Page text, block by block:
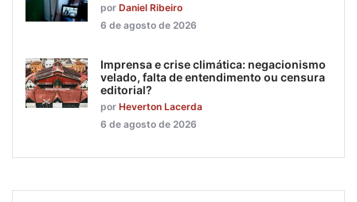
por Daniel Ribeiro
6 de agosto de 2026
Imprensa e crise climática: negacionismo
velado, falta de entendimento ou censura
editorial?
por Heverton Lacerda
6 de agosto de 2026